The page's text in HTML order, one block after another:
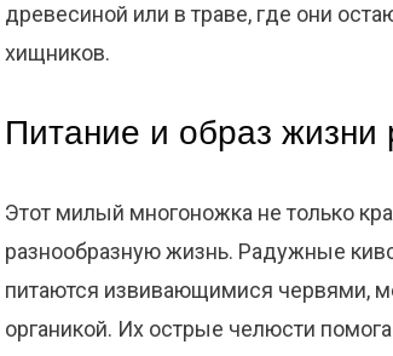
древесиной или в траве, где они
хищников.
Питание и образ жизни
Этот милый многоножка не только
разнообразную жизнь. Радужные
питаются извивающимися червями,
органикой. Их острые челюсти